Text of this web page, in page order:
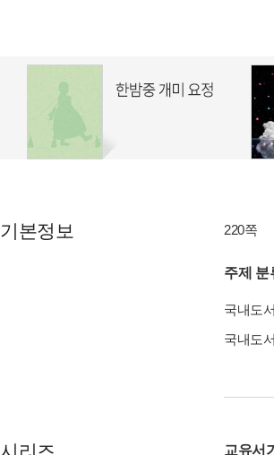
기본정보 220쪽
주제 분
국내도
국내도
교유서